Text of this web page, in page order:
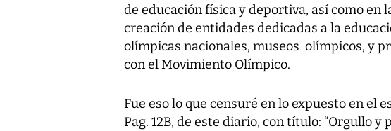
de educación física y deportiva, así como en
creación de entidades dedicadas a la
olímpicas nacionales, museos olímpicos, y
con el Movimiento Olímpico.
Fue eso lo que censuré en lo expuesto en el
Pag. 12B, de este diario, con título: “Orgullo